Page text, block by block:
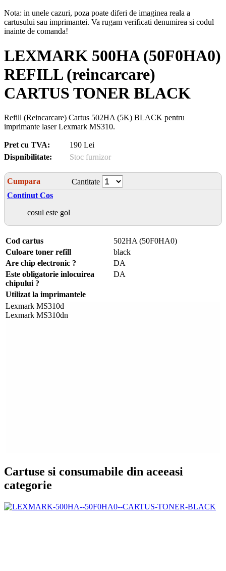
Nota: in unele cazuri, poza poate diferi de imaginea reala a
cartusului sau imprimantei. Va rugam verificati denumirea si codul
inainte de comanda!
LEXMARK 500HA (50F0HA0)
REFILL (reincarcare)
CARTUS TONER BLACK
Refill (Reincarcare) Cartus 502HA (5K) BLACK pentru
imprimante laser Lexmark MS310.
Pret cu TVA:
190 Lei
Dispnibilitate:
Stoc furnizor
Cumpara
Cantitate
Continut Cos
cosul este gol
Cod cartus
502HA (50F0HA0)
Culoare toner refill
black
Are chip electronic ?
DA
Este obligatorie inlocuirea
chipului ?
DA
Utilizat la imprimantele
Lexmark MS310d
Lexmark MS310dn
Cartuse si consumabile din aceeasi
categorie